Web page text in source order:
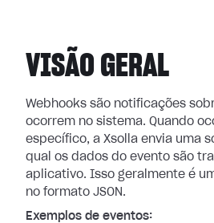
VISÃO GERAL
Webhooks são notificações
ocorrem no sistema. Quando
específico, a Xsolla envia uma
qual os dados do evento são
aplicativo. Isso geralmente é
no formato JSON.
Exemplos de eventos: